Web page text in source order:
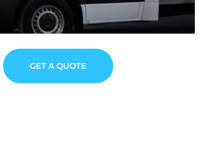
GET A QUOTE